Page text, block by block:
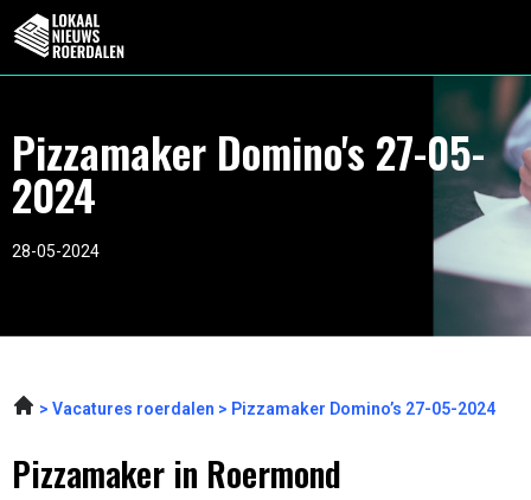
Pizzamaker Domino's 27-05-
2024
28-05-2024
Vacatures roerdalen Pizzamaker Domino’s 27-05-2024
Pizzamaker in Roermond